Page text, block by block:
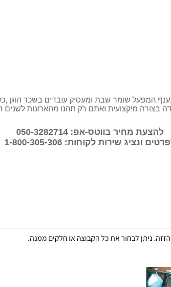
שומר שבת ומעסיק עובדים בשכר הוגן ,כל
בצורה מיקצועית ואתם רק תהנו מהארונות
להצעת מחיר בווטס-אפ: 050-3282714
ונציג שירות לקוחות: 1-800-305-306
ניתן לבחור את כל הקבוצה או חלקים ממנה.